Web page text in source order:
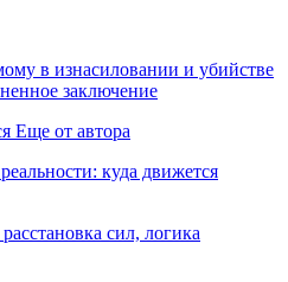
в изнасиловании и убийстве
заключение
Еще от автора
куда движется
сил, логика